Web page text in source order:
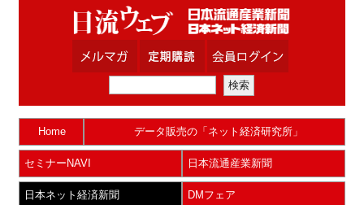
Home データ販売の「ネット経済研究所」
セミナーNAVI 日本流通産業新聞
日本ネット経済新聞 DMフェア